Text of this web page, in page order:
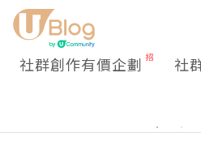
社群創作有價企劃 社